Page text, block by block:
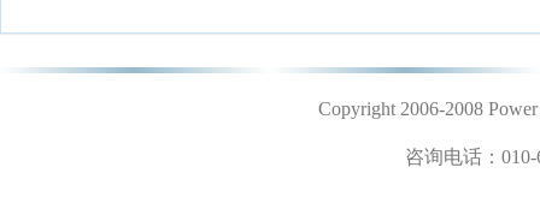
Copyright 2006-2008
咨询电话：